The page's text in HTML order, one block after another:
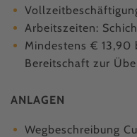
Arbeitszeiten:
Mindestens €
Bereitschaft zur
ANLAGEN
Wegbeschreibung